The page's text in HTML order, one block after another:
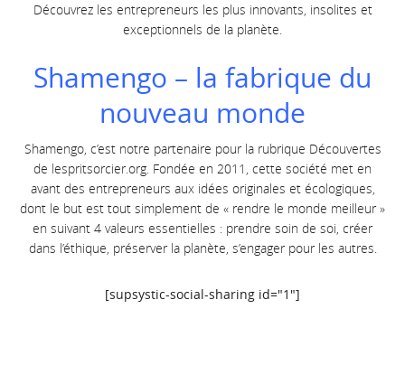
Découvrez les entrepreneurs les plus innovants, insolites et
exceptionnels de la planète.
Shamengo – la fabrique du
nouveau monde
Shamengo, c’est notre partenaire pour la rubrique Découvertes
de lespritsorcier.org. Fondée en 2011, cette société met en
avant des entrepreneurs aux idées originales et écologiques,
dont le but est tout simplement de « rendre le monde meilleur »
en suivant 4 valeurs essentielles : prendre soin de soi, créer
dans l’éthique, préserver la planète, s’engager pour les autres.
[supsystic-social-sharing id="1"]